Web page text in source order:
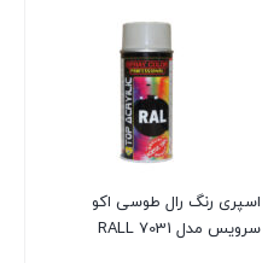
اسپری رنگ رال طوسی اکو
سرویس مدل RALL 7031